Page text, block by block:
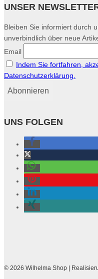
UNSER
Bleiben Sie informiert durch
unverbindlich über neue
Email
Indem Sie fortfahren,
Datenschutzerklärung.
UNS FOLGEN
© 2026 Wilhelma Shop |